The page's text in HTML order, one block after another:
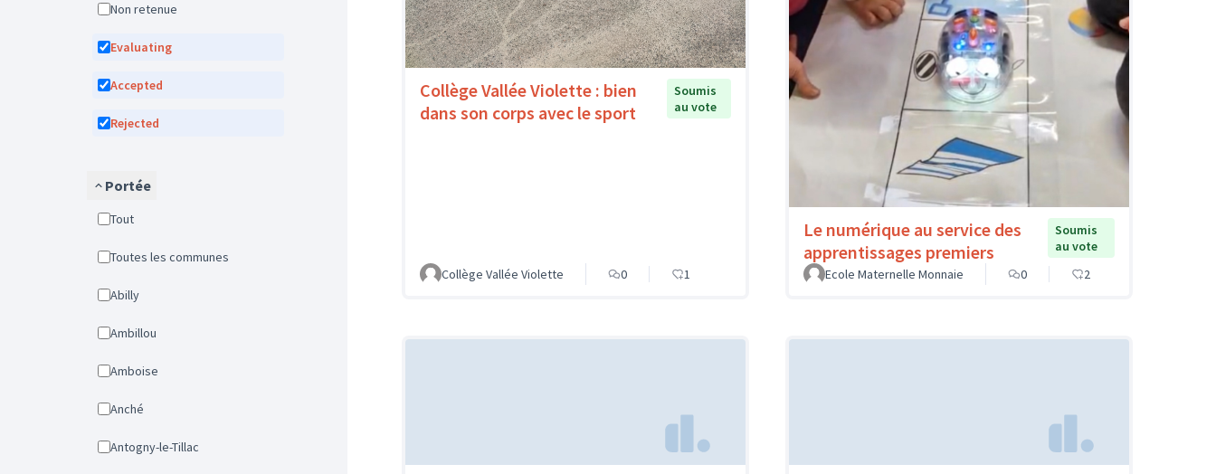
Non retenue
Evaluating
Accepted
Rejected
Portée
Tout
Toutes les communes
Abilly
Ambillou
Amboise
Anché
Antogny-le-Tillac
Collège Vallée Violette : bien
dans son corps avec le sport
Soumis
au vote
Collège Vallée Violette 0 1
Le numérique au service des
apprentissages premiers
Soumis
au vote
Ecole Maternelle Monnaie
0 2